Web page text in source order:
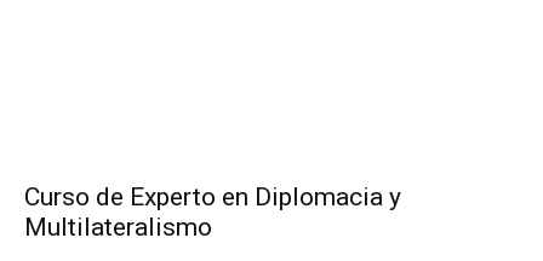
Curso de Experto en Diplomacia y
Multilateralismo